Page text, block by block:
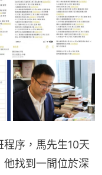
序，馬先生10天
他找到一間位於深